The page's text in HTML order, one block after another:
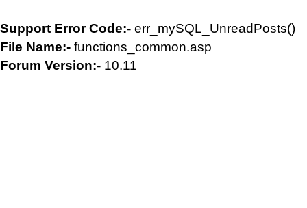
Support Error Code:- err_mySQL_UnreadPosts()
File Name:- functions_common.asp
Forum Version:- 10.11